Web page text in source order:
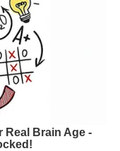
Real Brain Age -